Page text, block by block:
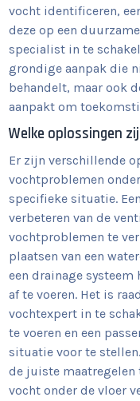
vocht identificeren,
deze op een
specialist in te
grondige aanpak die
behandelt, maar ook
aanpakt om
Welke oplossingen
Er zijn verschillende
vochtproblemen
specifieke situatie.
verbeteren van de
vochtproblemen te
plaatsen van een
een drainage
af te voeren. Het is
vochtexpert in te
te voeren en een
situatie voor te
de juiste
vocht onder de vloer